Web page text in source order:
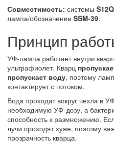
Совместимость: системы
лампа/обозначение SSM-39.
Принцип
УФ-лампа работает внутри
ультрафиолет. Кварц
пропускает воду, поэтому
контактирует с потоком.
Вода проходит вокруг чехла в
необходимую УФ-дозу, а
способность к размножению.
лучи проходят хуже, поэтому
прозрачность кварца.